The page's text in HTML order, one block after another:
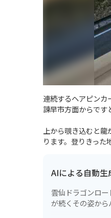
連続するヘアピンカ
諫早市方面からです
上から覗き込むと
ります。登りきった
AIによる自動生
雲仙ドラゴンロ
が続くその姿から